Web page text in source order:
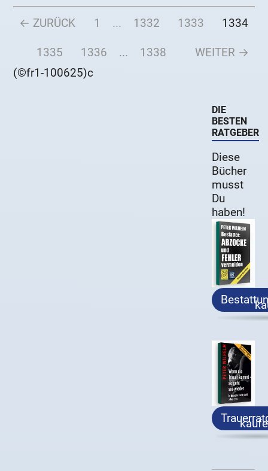
← ZURÜCK 1 ... 1332 1333 1334
1335 1336 ... 1338
WEITER →
(©fr1-100625)c
DIE
BESTEN
RATGEBER
Diese
Bücher
musst
Du
haben!